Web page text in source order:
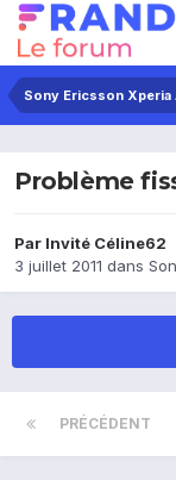
Sony Ericsson Xperia
Problème
Par Invité Céline62
3 juillet 2011 dans
PRÉCÉDENT